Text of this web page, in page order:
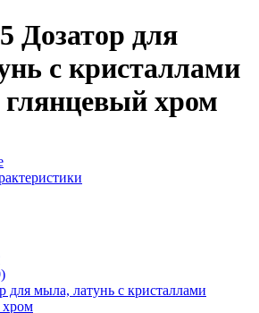
Дозатор для
с кристаллами
хром